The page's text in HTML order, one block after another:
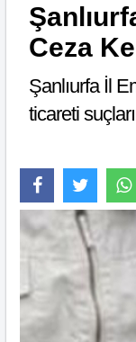
Ceza
Şanlıurfa İl
ticareti